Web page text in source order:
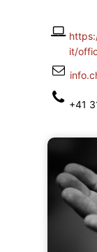
it/
+41